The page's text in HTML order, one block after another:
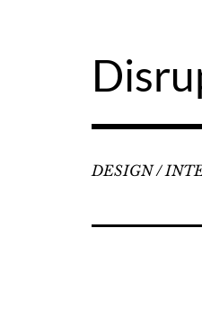
DESIGN /